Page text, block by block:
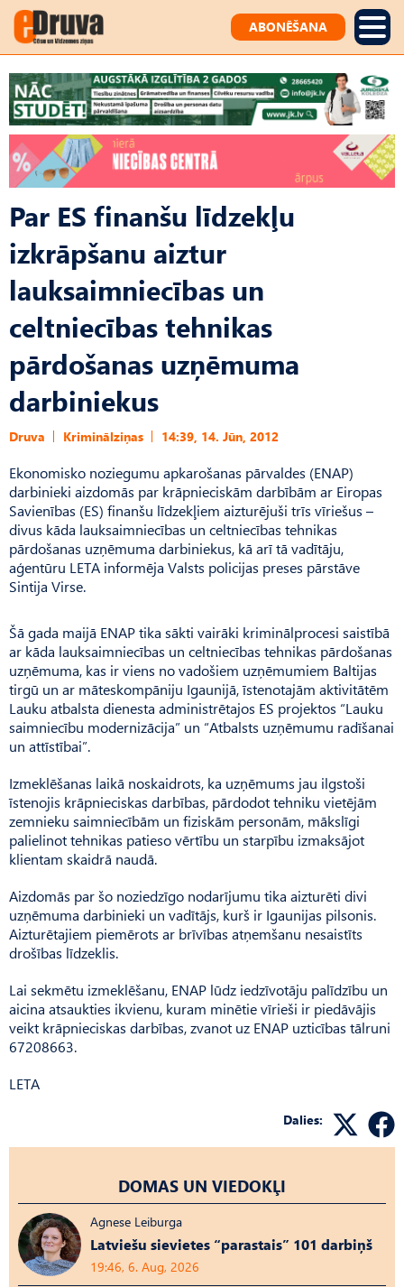
ABONĒŠANA
Par ES finanšu līdzekļu
izkrāpšanu aiztur
lauksaimniecības un
celtniecības tehnikas
pārdošanas uzņēmuma
darbiniekus
Druva Kriminālziņas 14:39, 14. Jūn, 2012
Ekonomisko noziegumu apkarošanas pārvaldes (ENAP)
darbinieki aizdomās par krāpnieciskām darbībām ar Eiropas
Savienības (ES) finanšu līdzekļiem aizturējuši trīs vīriešus –
divus kāda lauksaimniecības un celtniecības tehnikas
pārdošanas uzņēmuma darbiniekus, kā arī tā vadītāju,
aģentūru LETA informēja Valsts policijas preses pārstāve
Sintija Virse.
Šā gada maijā ENAP tika sākti vairāki kriminālprocesi saistībā
ar kāda lauksaimniecības un celtniecības tehnikas pārdošanas
uzņēmuma, kas ir viens no vadošiem uzņēmumiem Baltijas
tirgū un ar māteskompāniju Igaunijā, īstenotajām aktivitātēm
Lauku atbalsta dienesta administrētajos ES projektos “Lauku
saimniecību modernizācija” un “Atbalsts uzņēmumu radīšanai
un attīstībai”.
Izmeklēšanas laikā noskaidrots, ka uzņēmums jau ilgstoši
īstenojis krāpnieciskas darbības, pārdodot tehniku vietējām
zemnieku saimniecībām un fiziskām personām, mākslīgi
palielinot tehnikas patieso vērtību un starpību izmaksājot
klientam skaidrā naudā.
Aizdomās par šo noziedzīgo nodarījumu tika aizturēti divi
uzņēmuma darbinieki un vadītājs, kurš ir Igaunijas pilsonis.
Aizturētajiem piemērots ar brīvības atņemšanu nesaistīts
drošības līdzeklis.
Lai sekmētu izmeklēšanu, ENAP lūdz iedzīvotāju palīdzību un
aicina atsaukties ikvienu, kuram minētie vīrieši ir piedāvājis
veikt krāpnieciskas darbības, zvanot uz ENAP uzticības tālruni
67208663.
LETA
Dalies:
DOMAS UN VIEDOKĻI
Agnese Leiburga
Latviešu sievietes “parastais” 101 darbiņš
19:46, 6. Aug, 2026